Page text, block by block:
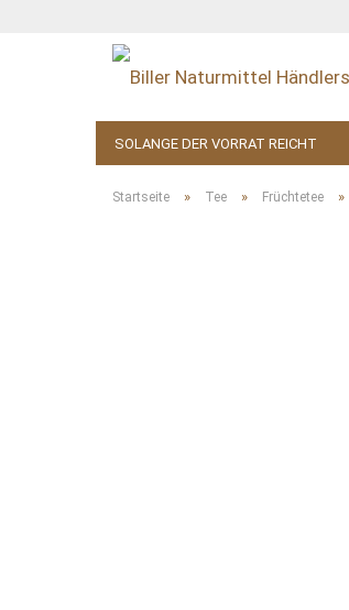
SOLANGE DER VORRAT REICHT
KOSMETIK ZUBEHÖR
Startseite » Tee » Früchtetee »